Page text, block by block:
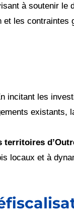
à soutenir le
les
incitant les
existants,
territoires
locaux et à